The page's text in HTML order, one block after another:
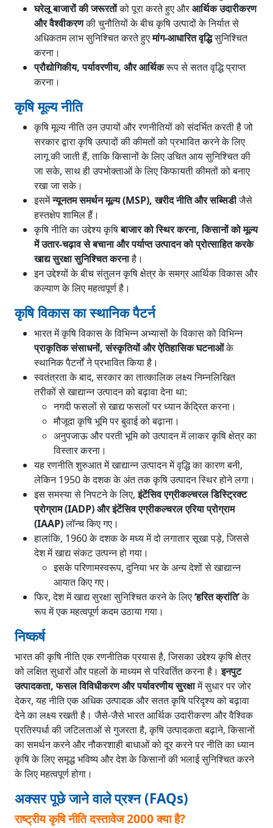
घरेलू बाजारों की जरूरतोंको पूरा करते हुए औरआर्थिक उदारीकरण
और वैश्वीकरणकी चुनौतियों के बीच कृषि उत्पादों के निर्यात से
अधिकतम लाभ सुनिश्चित करते हुएमांग-आधारित वृद्धिसुनिश्चित
करना।
प्रौद्योगिकीय, पर्यावरणीय, और आर्थिकरूप से सतत वृद्धि प्राप्त
करना।
कृषि मूल्य नीति
कृषि मूल्य नीति उन उपायों और रणनीतियों को संदर्भित करती है जो
सरकार द्वारा कृषि उत्पादों की कीमतों को प्रभावित करने के लिए
लागू की जाती हैं, ताकि किसानों के लिए उचित आय सुनिश्चित की
जा सके, साथ ही उपभोक्ताओं के लिए किफायती कीमतों को बनाए
रखा जा सके।
इसमेंन्यूनतम समर्थन मूल्य (MSP), खरीद नीति और सब्सिडीजैसे
हस्तक्षेप शामिल हैं।
कृषि नीति का उद्देश्य कृषिबाजार को स्थिर करना, किसानों को मूल्य
में उतार-चढ़ाव से बचाना और पर्याप्त उत्पादन को प्रोत्साहित करके
खाद्य सुरक्षा सुनिश्चित करनाहै।
इन उद्देश्यों के बीच संतुलन कृषि क्षेत्र के समग्र आर्थिक विकास और
कल्याण के लिए महत्वपूर्ण है।
कृषि विकास का स्थानिक पैटर्न
भारत में कृषि विकास के विभिन्न अभ्यासों के विकास को विभिन्न
प्राकृतिक संसाधनों, संस्कृतियों और ऐतिहासिक घटनाओंके
स्थानिक पैटर्नों ने प्रभावित किया है।
स्वतंत्रता के बाद, सरकार का तात्कालिक लक्ष्य निम्नलिखित
तरीकों से खाद्यान्न उत्पादन को बढ़ावा देना था:
नगदी फसलों से खाद्य फसलों पर ध्यान केंद्रित करना।
मौजूदा कृषि भूमि पर बुवाई को बढ़ाना।
अनुपजाऊ और परती भूमि को उत्पादन में लाकर कृषि क्षेत्र का
विस्तार करना।
यह रणनीति शुरुआत में खाद्यान्न उत्पादन में वृद्धि का कारण बनी,
लेकिन 1950 के दशक के अंत तक कृषि उत्पादन स्थिर होने लगा।
इस समस्या से निपटने के लिए,इंटेंसिव एग्रीकल्चरल डिस्ट्रिक्ट
प्रोग्राम (IADP) और इंटेंसिव एग्रीकल्चरल एरिया प्रोग्राम
(IAAP)लॉन्च किए गए।
हालांकि, 1960 के दशक के मध्य में दो लगातार सूखा पड़े, जिससे
देश में खाद्य संकट उत्पन्न हो गया।
इसके परिणामस्वरूप, दुनिया भर के अन्य देशों से खाद्यान्न
आयात किए गए।
फिर, देश में खाद्य सुरक्षा सुनिश्चित करने के लिए‘हरित क्रांति’के
रूप में एक महत्वपूर्ण कदम उठाया गया।
निष्कर्ष
भारत की कृषि नीति एक रणनीतिक प्रयास है, जिसका उद्देश्य कृषि क्षेत्र
को लक्षित सुधारों और पहलों के माध्यम से परिवर्तित करना है।इनपुट
उत्पादकता, फसल विविधीकरण और पर्यावरणीय सुरक्षामें सुधार पर जोर
देकर, यह नीति एक अधिक उत्पादक और सतत कृषि परिदृश्य को बढ़ावा
देने का लक्ष्य रखती है। जैसे-जैसे भारत आर्थिक उदारीकरण और वैश्विक
प्रतिस्पर्धा की जटिलताओं से गुजरता है, कृषि उत्पादकता बढ़ाने, किसानों
का समर्थन करने और नौकरशाही बाधाओं को दूर करने पर नीति का ध्यान
कृषि के लिए समृद्ध भविष्य और देश के किसानों की भलाई सुनिश्चित करने
के लिए महत्वपूर्ण होगा।
अक्सर पूछे जाने वाले प्रश्न (FAQs)
राष्ट्रीय कृषि नीति दस्तावेज 2000 क्या है?